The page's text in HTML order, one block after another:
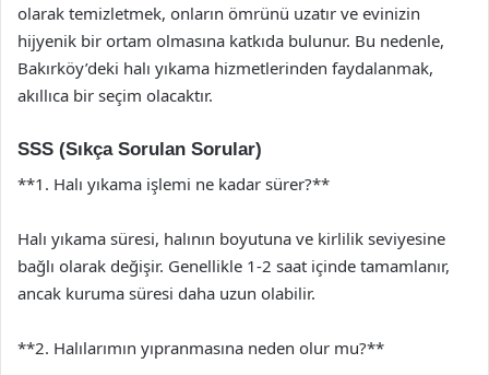
olarak temizletmek, onların ömrünü uzatır ve evinizin
hijyenik bir ortam olmasına katkıda bulunur. Bu nedenle,
Bakırköy’deki halı yıkama hizmetlerinden faydalanmak,
akıllıca bir seçim olacaktır.
SSS (Sıkça Sorulan Sorular)
**1. Halı yıkama işlemi ne kadar sürer?**
Halı yıkama süresi, halının boyutuna ve kirlilik seviyesine
bağlı olarak değişir. Genellikle 1-2 saat içinde tamamlanır,
ancak kuruma süresi daha uzun olabilir.
**2. Halılarımın yıpranmasına neden olur mu?**